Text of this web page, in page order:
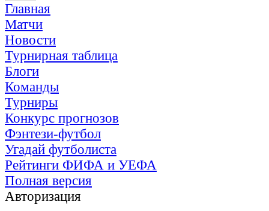
Главная
Матчи
Новости
Турнирная таблица
Блоги
Команды
Турниры
Конкурс прогнозов
Фэнтези-футбол
Угадай футболиста
Рейтинги ФИФА и УЕФА
Полная версия
Авторизация